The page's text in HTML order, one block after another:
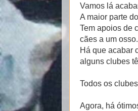
Vamos lá
A maior parte
Tem apoios de
cães a um osso.
Há que acabar
alguns clubes
Todos os
Agora, há